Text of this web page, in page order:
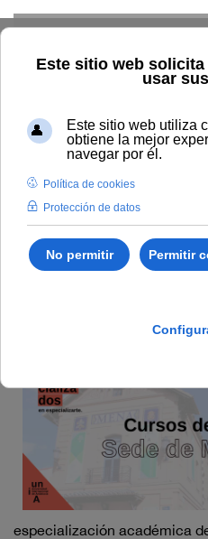
Inicio General
Cursos de
Cursos de
Tecnológica.
especialización académica